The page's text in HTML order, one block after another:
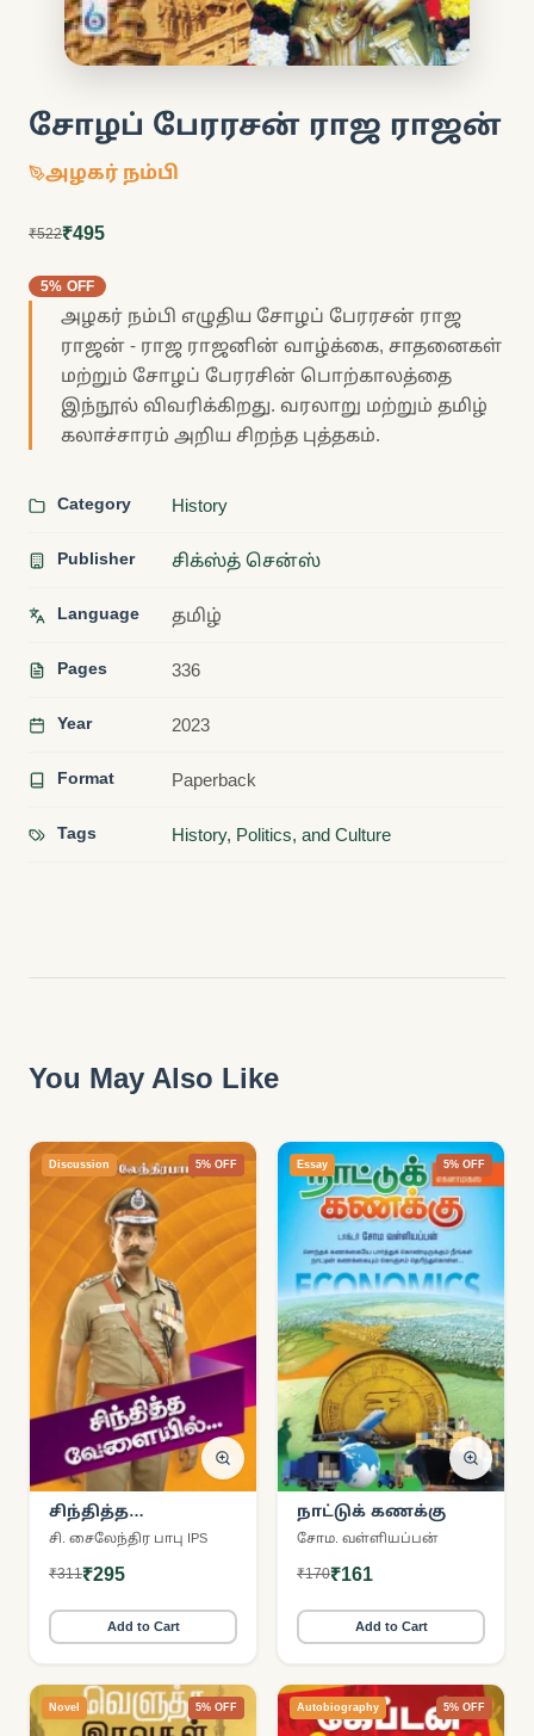
சோழப் பேரரசன் ராஜ ராஜன்
அழகர் நம்பி
₹522₹495
5% OFF
அழகர் நம்பி எழுதிய சோழப் பேரரசன் ராஜ
ராஜன் - ராஜ ராஜனின் வாழ்க்கை, சாதனைகள்
மற்றும் சோழப் பேரரசின் பொற்காலத்தை
இந்நூல் விவரிக்கிறது. வரலாறு மற்றும் தமிழ்
கலாச்சாரம் அறிய சிறந்த புத்தகம்.
Category History
Publisher சிக்ஸ்த் சென்ஸ்
Language தமிழ்
Pages 336
Year 2023
Format Paperback
Tags History, Politics, and Culture
You May Also Like
Discussion 5% OFF
சிந்தித்த
வேளையில்
சி. சைலேந்திர பாபு IPS
₹311₹295
Add to Cart
Essay 5% OFF
நாட்டுக் கணக்கு
சோம. வள்ளியப்பன்
₹170₹161
Add to Cart
Novel 5% OFF Autobiography 5% OFF